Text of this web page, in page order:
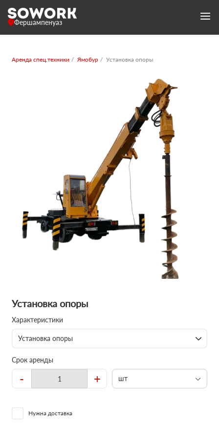
Фершампенуаз
Аренда спец.техники Ямобур Установка опоры
Установка опоры
Характеристики
Установка опоры
Срок аренды
- + шт
Нужна доставка